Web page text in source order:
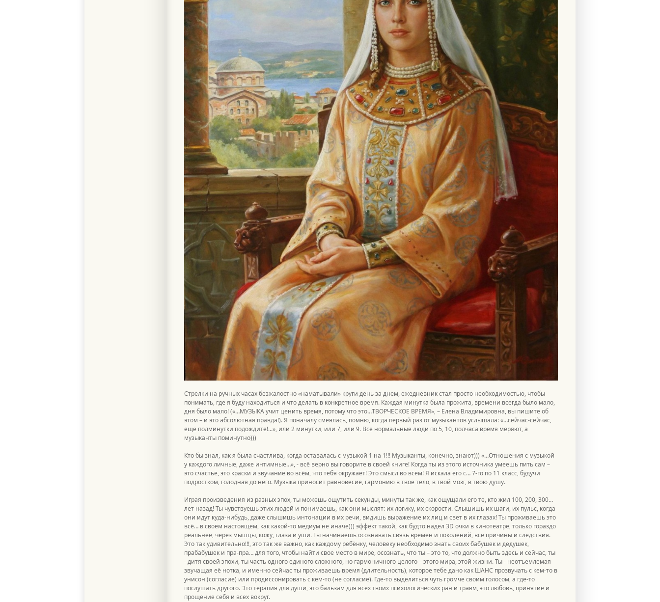
Стрелки на ручных часах безжалостно «наматывали» круги день за днем, ежедневник стал просто необходимостью, чтобы
понимать, где я буду находиться и что делать в конкретное время. Каждая минутка была прожита, времени всегда было мало,
дня было мало! («…МУЗЫКА учит ценить время, потому что это…ТВОРЧЕСКОЕ ВРЕМЯ», – Елена Владимировна, вы пишите об
этом – и это абсолютная правда!). Я поначалу смеялась, помню, когда первый раз от музыкантов услышала: «…сейчас-сейчас,
ещё полминутки подождите!...», или 2 минутки, или 7, или 9. Все нормальные люди по 5, 10, полчаса время меряют, а
музыканты поминутно)))
Кто бы знал, как я была счастлива, когда оставалась с музыкой 1 на 1!!! Музыканты, конечно, знают))) «…Отношения с музыкой
у каждого личные, даже интимные…», - всё верно вы говорите в своей книге! Когда ты из этого источника умеешь пить сам –
это счастье, это краски и звучание во всём, что тебя окружает! Это смысл во всем! Я искала его с… 7-го по 11 класс, будучи
подростком, голодная до него. Музыка приносит равновесие, гармонию в твоё тело, в твой мозг, в твою душу.
Играя произведения из разных эпох, ты можешь ощутить секунды, минуты так же, как ощущали его те, кто жил 100, 200, 300…
лет назад! Ты чувствуешь этих людей и понимаешь, как они мыслят: их логику, их скорости. Слышишь их шаги, их пульс, когда
они идут куда-нибудь, даже слышишь интонации в их речи, видишь выражение их лиц и свет в их глазах! Ты проживаешь это
всё… в своем настоящем, как какой-то медиум не иначе))) эффект такой, как будто надел 3D очки в кинотеатре, только гораздо
реальнее, через мышцы, кожу, глаза и уши. Ты начинаешь осознавать связь времён и поколений, все причины и следствия.
Это так удивительно!!!, это так же важно, как каждому ребёнку, человеку необходимо знать своих бабушек и дедушек,
прабабушек и пра-пра… для того, чтобы найти свое место в мире, осознать, что ты – это то, что должно быть здесь и сейчас, ты
- дитя своей эпохи, ты часть одного единого сложного, но гармоничного целого – этого мира, этой жизни. Ты - неотъемлемая
звучащая её нотка, и именно сейчас ты проживаешь время (длительность), которое тебе дано как ШАНС прозвучать с кем-то в
унисон (согласие) или продиссонировать с кем-то (не согласие). Где-то выделиться чуть громче своим голосом, а где-то
послушать другого. Это терапия для души, это бальзам для всех твоих психологических ран и травм, это любовь, принятие и
прощение себя и всех вокруг.